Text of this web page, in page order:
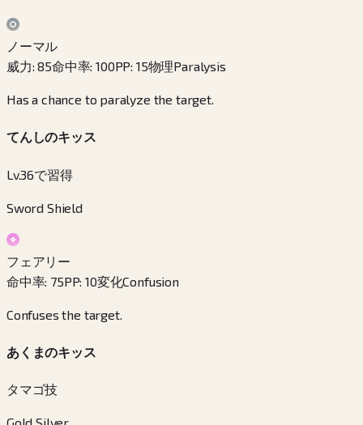
ノーマル
威力:85命中率:100PP: 15物理Paralysis
Has a chance to paralyze the target.
てんしのキッス
Lv.36で習得
Sword Shield
フェアリー
命中率: 75PP:10変化Confusion
Confuses the target.
あくまのキッス
タマゴ技